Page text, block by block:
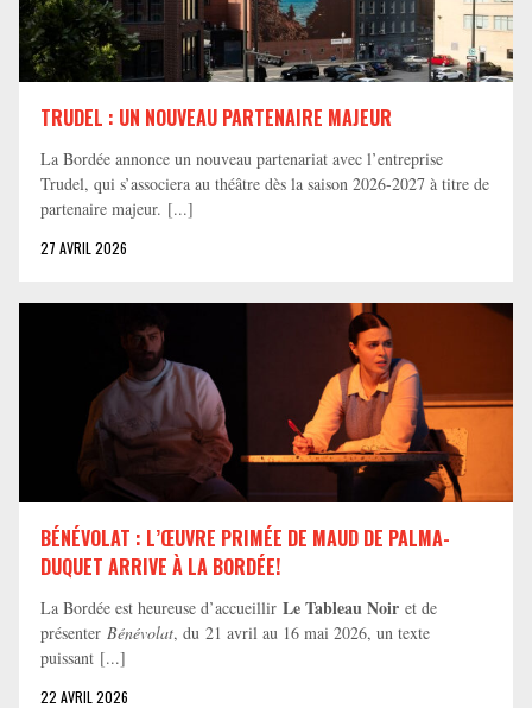
TRUDEL : UN NOUVEAU PARTENAIRE MAJEUR
La Bordée annonce un nouveau partenariat avec l’entreprise
Trudel, qui s’associera au théâtre dès la saison 2026-2027 à titre de
partenaire majeur. [...]
27 AVRIL 2026
BÉNÉVOLAT : L’ŒUVRE PRIMÉE DE MAUD DE PALMA-
DUQUET ARRIVE À LA BORDÉE!
La Bordée est heureuse d’accueillir Le Tableau Noir et de
présenter Bénévolat, du 21 avril au 16 mai 2026, un texte
puissant [...]
22 AVRIL 2026